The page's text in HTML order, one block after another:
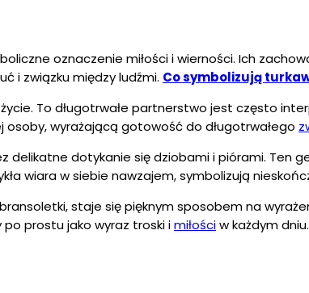
oznaczenie miłości i wierności. Ich
i związku między ludźmi. Co symbolizują
To długotrwałe partnerstwo jest często
wyrażającą gotowość do długotrwałego
delikatne dotykanie się dziobami i piórami. Ten
wiara w siebie nawzajem, symbolizują
staje się pięknym sposobem na
prostu jako wyraz troski imiłościw każdym dniu.